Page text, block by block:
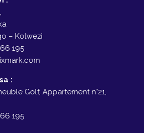
– Kolwezi
195
:
Golf, Appartement n°21,
195